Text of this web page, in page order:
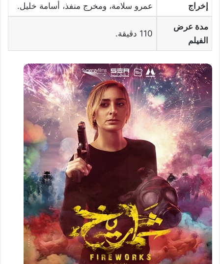
إخراج عمرو سلامة، ومخرج منفذ، أسامة خليل.
مدة عرض
الفيلم
110 دقيقة.